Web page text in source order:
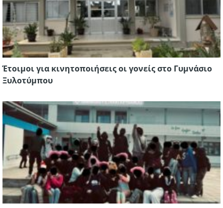
Έτοιμοι για κινητοποιήσεις οι γονείς στο Γυμνάσιο
Ξυλοτύμπου